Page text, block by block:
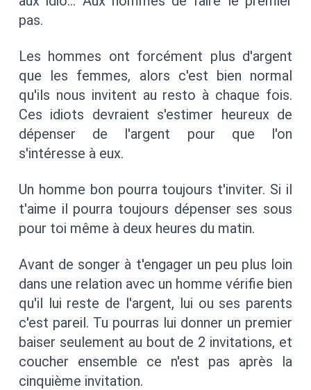
pas.
Les hommes ont forcément plus d'argent
que les femmes, alors c'est bien normal
qu'ils nous invitent au resto à chaque fois.
Ces idiots devraient s'estimer heureux de
dépenser de l'argent pour que l'on
s'intéresse à eux.
Un homme bon pourra toujours t'inviter. Si il
t'aime il pourra toujours dépenser ses sous
pour toi même à deux heures du matin.
Avant de songer à t'engager un peu plus loin
dans une relation avec un homme vérifie bien
qu'il lui reste de l'argent, lui ou ses parents
c'est pareil. Tu pourras lui donner un premier
baiser seulement au bout de 2 invitations, et
coucher ensemble ce n'est pas après la
cinquième invitation.